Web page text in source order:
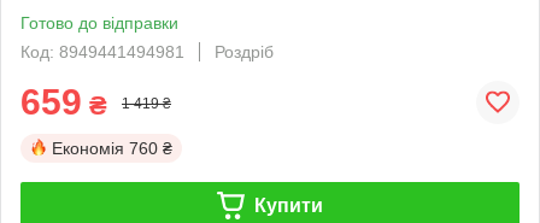
Готово до відправки
Код: 8949441494981
Роздріб
659 ₴ 1 419 ₴
Економія 760 ₴
Купити